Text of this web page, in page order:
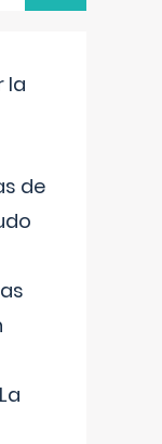
la
de